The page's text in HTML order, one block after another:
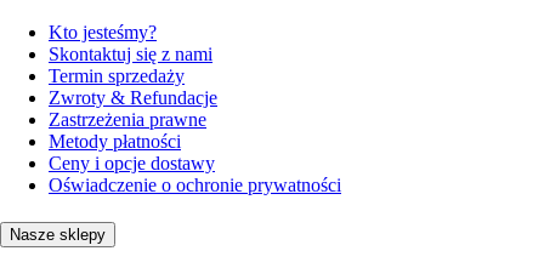
Kto jesteśmy?
Skontaktuj się z nami
Termin sprzedaży
Zwroty & Refundacje
Zastrzeżenia prawne
Metody płatności
Ceny i opcje dostawy
Oświadczenie o ochronie prywatności
Nasze sklepy